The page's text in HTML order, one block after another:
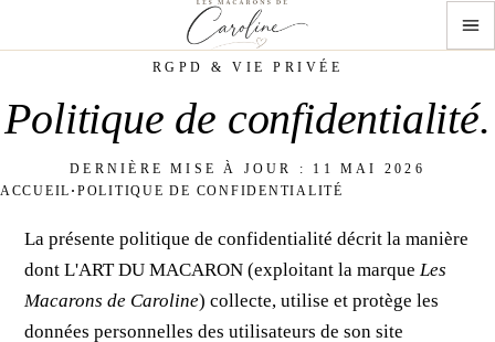
RGPD & VIE PRIVÉE
Politique de confidentialité.
DERNIÈRE MISE À JOUR : 11 MAI 2026
ACCUEIL POLITIQUE DE CONFIDENTIALITÉ
La présente politique de confidentialité décrit la manière
dont L'ART DU MACARON (exploitant la marque Les
Macarons de Caroline) collecte, utilise et protège les
données personnelles des utilisateurs de son site